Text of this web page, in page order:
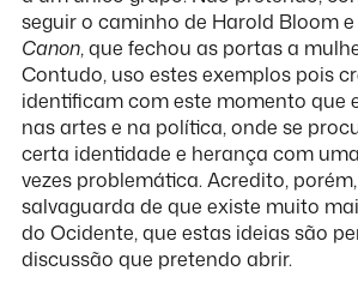
seguir o caminho de Harold Bloom e
Canon, que fechou as portas a
Contudo, uso estes exemplos pois
identificam com este momento que
nas artes e na política, onde se
certa identidade e herança com
vezes problemática. Acredito,
salvaguarda de que existe muito
do Ocidente, que estas ideias são
discussão que pretendo abrir.